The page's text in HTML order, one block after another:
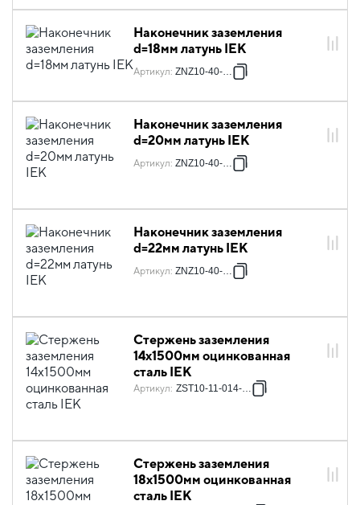
Наконечник заземления
d=18мм латунь IEK
Артикул: ZNZ10-40-018
Наконечник заземления
d=20мм латунь IEK
Артикул: ZNZ10-40-020
Наконечник заземления
d=22мм латунь IEK
Артикул: ZNZ10-40-022
Стержень заземления
14х1500мм оцинкованная
сталь IEK
Артикул: ZST10-11-014-001
Стержень заземления
18х1500мм оцинкованная
сталь IEK